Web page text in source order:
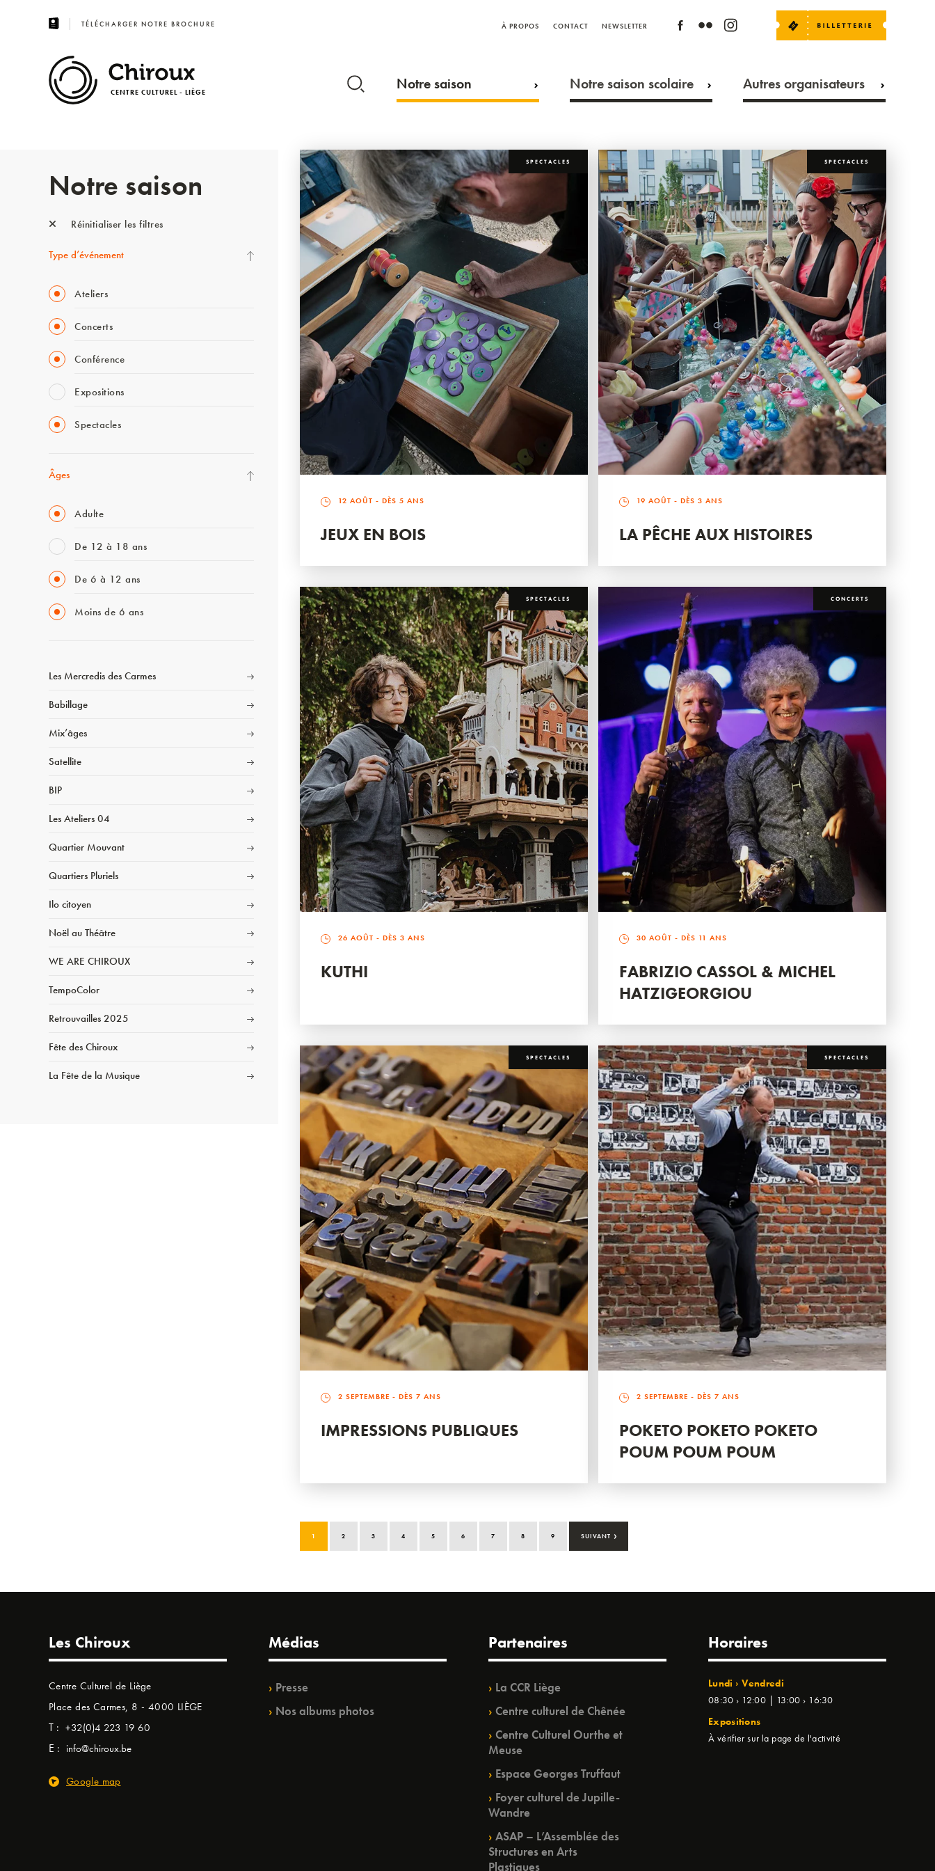
TÉLÉCHARGER NOTRE BROCHURE À PROPOS CONTACT NEWSLETTER
CENTRE CULTUREL - LIÈGE Notre saison Notre saison scolaire Autres organisateurs
Notre saison
Réinitialiser les filtres
Type d’événement
Ateliers
Concerts
Conférence
Expositions
Spectacles
Âges
Adulte
De 12 à 18 ans
De 6 à 12 ans
Moins de 6 ans
Les Mercredis des Carmes
Babillage
Mix’âges
Satellite
BIP
Les Ateliers 04
Quartier Mouvant
Quartiers Pluriels
Ilo citoyen
Noël au Théâtre
WE ARE CHIROUX
TempoColor
Retrouvailles 2025
Fête des Chiroux
La Fête de la Musique
SPECTACLES
12 AOÛT - DÈS 5 ANS
JEUX EN BOIS
SPECTACLES
19 AOÛT - DÈS 3 ANS
LA PÊCHE AUX HISTOIRES
SPECTACLES
26 AOÛT - DÈS 3 ANS
KUTHI
CONCERTS
30 AOÛT - DÈS 11 ANS
FABRIZIO CASSOL & MICHEL
HATZIGEORGIOU
SPECTACLES
2 SEPTEMBRE - DÈS 7 ANS
IMPRESSIONS PUBLIQUES
SPECTACLES
2 SEPTEMBRE - DÈS 7 ANS
POKETO POKETO POKETO
POUM POUM POUM
1 2 3 4 5 6 7 8 9 SUIVANT ›
Les Chiroux
Centre Culturel de Liège
Place des Carmes, 8 - 4000 LIÈGE
T : +32(0)4 223 19 60
E : info@chiroux.be
Google map
Médias
Presse
Nos albums photos
Partenaires
La CCR Liège
Centre culturel de Chênée
Centre Culturel Ourthe et
Meuse
Espace Georges Truffaut
Foyer culturel de Jupille-
Wandre
ASAP – L’Assemblée des
Structures en Arts
Plastiques
Horaires
Lundi › Vendredi
08:30 › 12:00 | 13:00 › 16:30
Expositions
À vérifier sur la page de l'activité